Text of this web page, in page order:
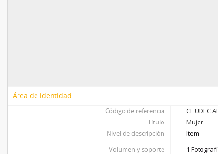
Área de identidad
Código de referencia
CL UDEC
Título
Mujer
Nivel de descripción
Item
Volumen y soporte
1